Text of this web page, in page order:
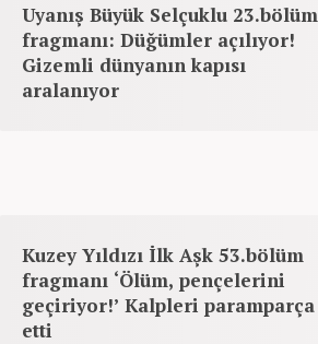
Uyanış Büyük Selçuklu 23.bölüm
fragmanı: Düğümler açılıyor!
Gizemli dünyanın kapısı
aralanıyor
Kuzey Yıldızı İlk Aşk 53.bölüm
fragmanı ‘Ölüm, pençelerini
geçiriyor!’ Kalpleri paramparça
etti